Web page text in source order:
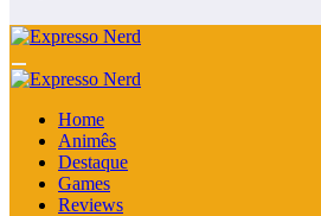
Home
Animês
Destaque
Games
Reviews